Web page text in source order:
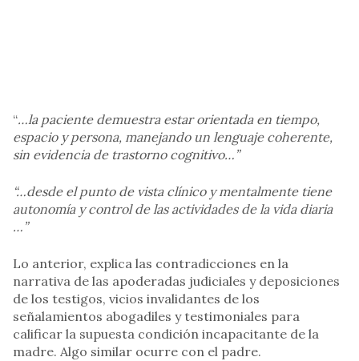
“…la paciente demuestra estar orientada en tiempo,
espacio y persona, manejando un lenguaje coherente,
sin evidencia de trastorno cognitivo…”
“…desde el punto de vista clínico y mentalmente tiene
autonomía y control de las actividades de la vida diaria
…”
Lo anterior, explica las contradicciones en la
narrativa de las apoderadas judiciales y deposiciones
de los testigos, vicios invalidantes de los
señalamientos abogadiles y testimoniales para
calificar la supuesta condición incapacitante de la
madre. Algo similar ocurre con el padre.